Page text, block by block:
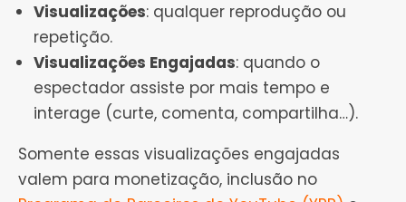
Visualizações: qualquer reprodução ou
repetição.
Visualizações Engajadas: quando o
espectador assiste por mais tempo e
interage (curte, comenta, compartilha…).
Somente essas visualizações engajadas
valem para monetização, inclusão no